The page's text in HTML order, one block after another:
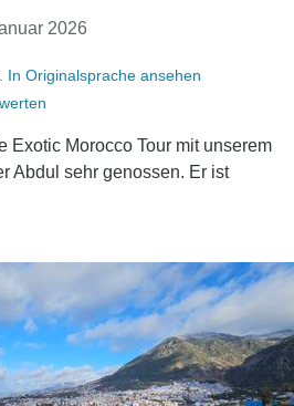
2026
In Originalsprache ansehen
Exotic Morocco Tour mit unserem
Abdul sehr genossen. Er ist